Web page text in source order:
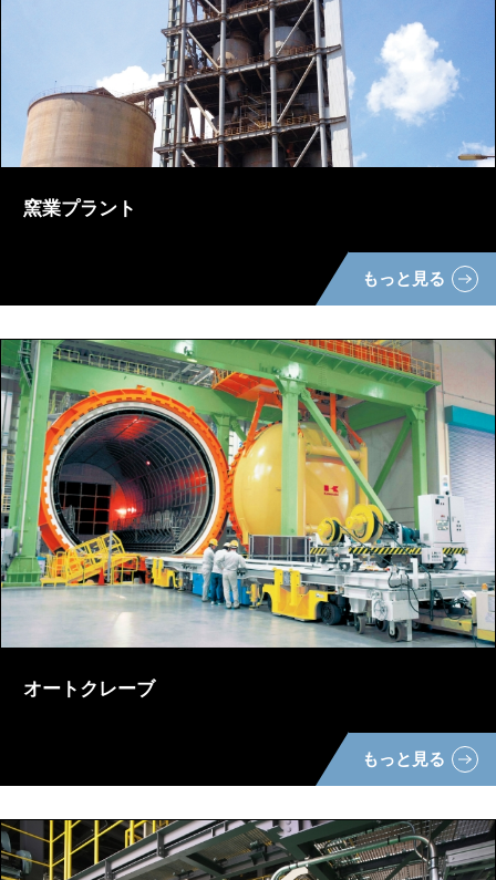
窯業プラント
もっと見る
オートクレーブ
もっと見る